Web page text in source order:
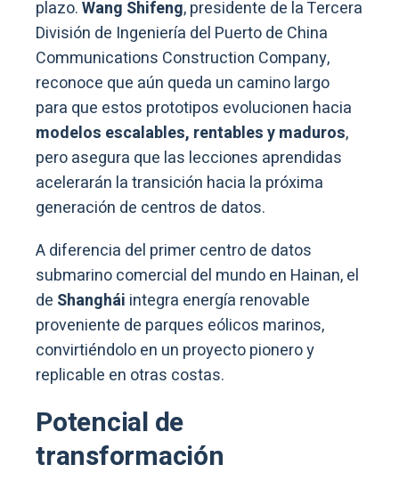
plazo.Wang Shifeng, presidente de la Tercera
División de Ingeniería del Puerto de China
Communications Construction Company,
reconoce que aún queda un camino largo
para que estos prototipos evolucionen hacia
modelos escalables, rentables y maduros,
pero asegura que las lecciones aprendidas
acelerarán la transición hacia la próxima
generación de centros de datos.
A diferencia del primer centro de datos
submarino comercial del mundo en Hainan, el
de Shanghái integra energía renovable
proveniente de parques eólicos marinos,
convirtiéndolo en un proyecto pionero y
replicable en otras costas.
Potencial de
transformación